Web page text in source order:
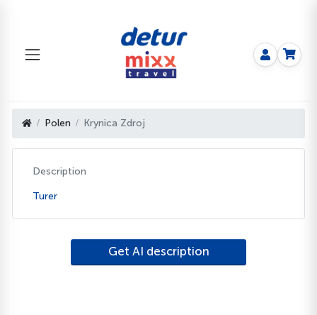
Polen Krynica Zdroj
Description
Turer
Get AI description